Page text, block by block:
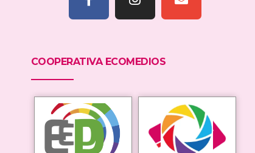
COOPERATIVA ECOMEDIOS